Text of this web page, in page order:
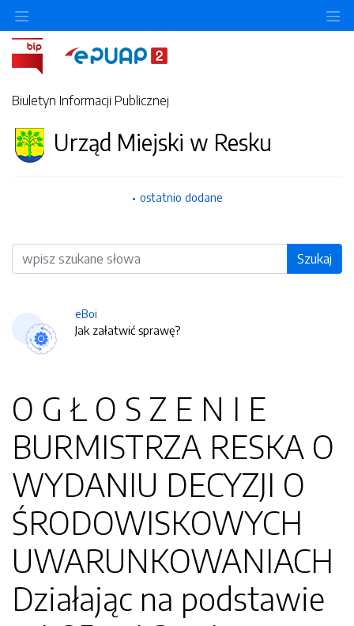
Biuletyn Informacji Publicznej
Urząd Miejski w Resku
ostatnio dodane
Wyszukiwarka Szukaj
eBoi
Jak załatwić sprawę?
O G Ł O S Z E N I E
BURMISTRZA RESKA O
WYDANIU DECYZJI O
ŚRODOWISKOWYCH
UWARUNKOWANIACH
Działając na podstawie